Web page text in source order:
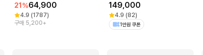
21 %64,900
4.9 (1787)
구매 5,200+
149,000
4.9 (82)
1만원 쿠폰